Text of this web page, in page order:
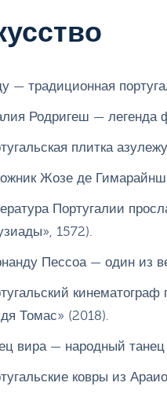
— традиционная
Родригеш — легенда
плитка
Жозе де Гимарайнш
Португалии
1572).
Пессоа — один из
Томас» (2018).
вира — народный танец
ковры из